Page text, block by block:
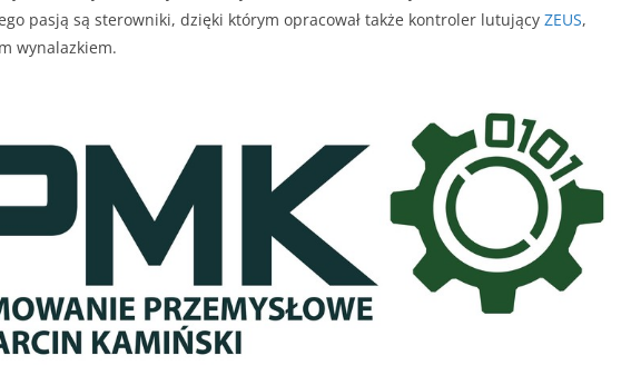
pasją są sterowniki, dzięki którym opracował także kontroler lutujący ZEUS,
wynalazkiem.